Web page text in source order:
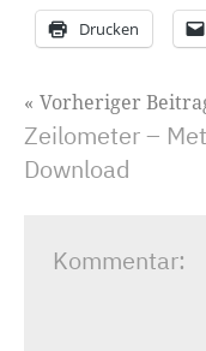
Drucken
Vorheriger
Zeilometer –
Download
Kommentar: